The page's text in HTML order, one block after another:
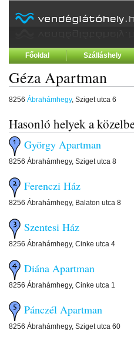
Főoldal Szálláshely
Géza Apartman
8256 Ábrahámhegy, Sziget utca 6
Hasonló helyek a
György Apartman
8256 Ábrahámhegy, Sziget utca 8
Ferenczi Ház
8256 Ábrahámhegy, Balaton utca 8
Szentesi Ház
8256 Ábrahámhegy, Cinke utca 4
Diána Apartman
8256 Ábrahámhegy, Cinke utca 1
Pánczél Apartman
8256 Ábrahámhegy, Sziget utca 60